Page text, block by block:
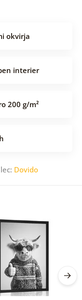
okvirja
interier
200 g/m²
Dovido